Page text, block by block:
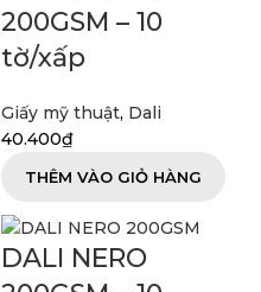
200GSM – 10
tờ/xấp
Giấy mỹ thuật, Dali
40.400₫
THÊM VÀO GIỎ HÀNG
DALI NERO